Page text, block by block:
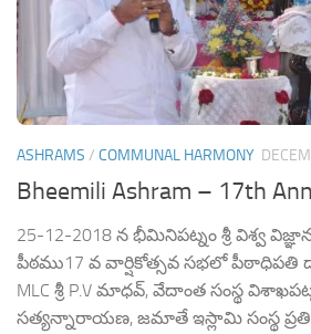
ASHRAMS / COMMUNAL HARMONY
Bheemili Ashram – 17th
25-12-2018 న భీమినిపట్నం శ్రీ విశ్వ
పీఠము17 వ వార్షికోత్సవ సభలో
MLC శ్రీ P.V మాధవ్, వేదాంత సంస్థ
సత్యన్నారాయణ, జమాతే ఇస్లామి సంస్థ